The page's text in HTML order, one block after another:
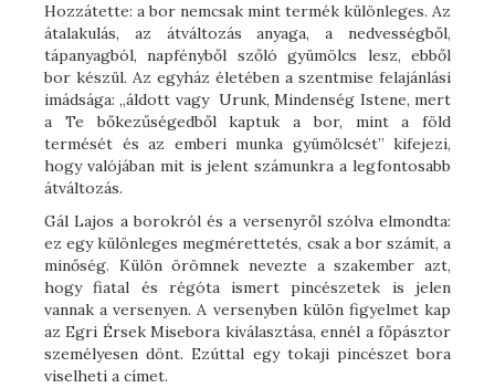
Hozzátette: a bor nemcsak mint termék különleges. Az
átalakulás, az átváltozás anyaga, a nedvességből,
tápanyagból, napfényből szőló gyümölcs lesz, ebből
bor készül. Az egyház életében a szentmise felajánlási
imádsága: „áldott vagy Urunk, Mindenség Istene, mert
a Te bőkezűségedből kaptuk a bor, mint a föld
termését és az emberi munka gyümölcsét” kifejezi,
hogy valójában mit is jelent számunkra a legfontosabb
átváltozás.
Gál Lajos a borokról és a versenyről szólva elmondta:
ez egy különleges megmérettetés, csak a bor számít, a
minőség. Külön örömnek nevezte a szakember azt,
hogy fiatal és régóta ismert pincészetek is jelen
vannak a versenyen. A versenyben külön figyelmet kap
az Egri Érsek Misebora kiválasztása, ennél a főpásztor
személyesen dönt. Ezúttal egy tokaji pincészet bora
viselheti a címet.